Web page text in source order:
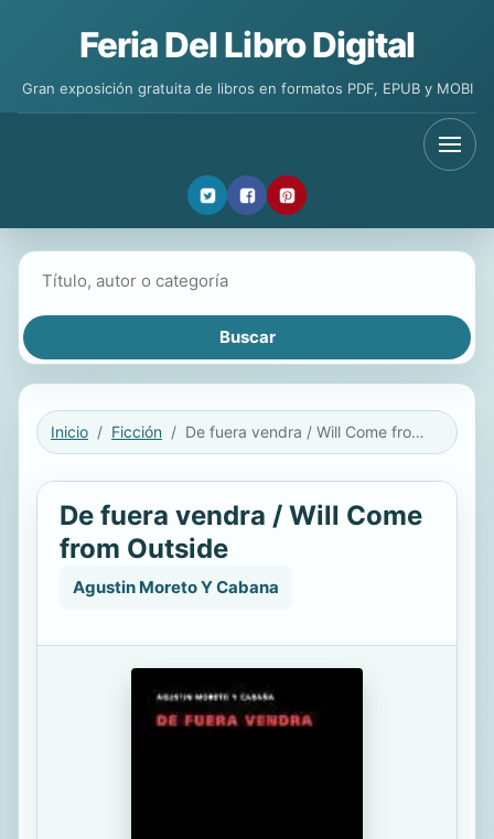
Feria Del Libro Digital
Gran exposición gratuita de libros en formatos PDF, EPUB y MOBI
Inicio Ficción De fuera vendra / Will Come from Outside
De fuera vendra / Will Come
from Outside
Agustin Moreto Y Cabana